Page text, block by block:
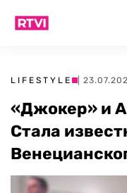
LIFESTYLE |
«Джокер» и
Стала